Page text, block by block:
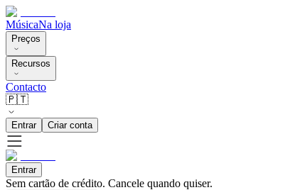
MúsicaNa loja
Preços
Recursos
Contacto
🇵🇹
Entrar Criar conta
Entrar
Sem cartão de crédito. Cancele quando quiser.